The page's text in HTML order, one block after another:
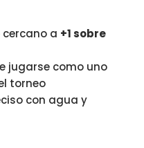
a +1 sobre
jugarse como uno
torneo
con agua y